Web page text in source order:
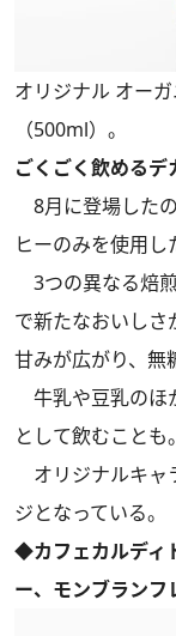
オリジナル オー
（500ml）。
ごくごく飲めるデ
8月に登場した
ヒーのみを使用し
3つの異なる焙
で新たなおいしさ
甘みが広がり、無
牛乳や豆乳のほ
として飲むことも。
オリジナルキャ
ジとなっている。
◆カフェカルディ
ー、モンブランフ